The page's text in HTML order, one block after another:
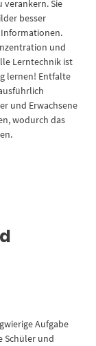
Sie
besser
und
Lerntechnik ist
lernen! Entfalte
und Erwachsene
wodurch das
Aufgabe
Schüler und